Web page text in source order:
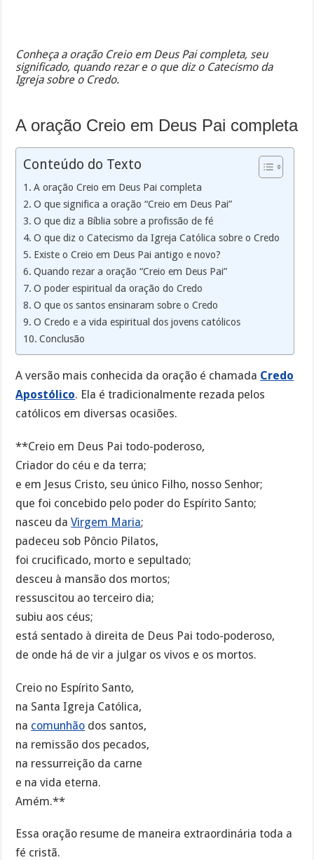
Conheça a oração Creio em Deus Pai completa, seu
significado, quando rezar e o que diz o Catecismo da
Igreja sobre o Credo.
A oração Creio em Deus Pai completa
Conteúdo do Texto
A oração Creio em Deus Pai completa
O que significa a oração “Creio em Deus Pai”
O que diz a Bíblia sobre a profissão de fé
O que diz o Catecismo da Igreja Católica sobre o Credo
Existe o Creio em Deus Pai antigo e novo?
Quando rezar a oração “Creio em Deus Pai”
O poder espiritual da oração do Credo
O que os santos ensinaram sobre o Credo
O Credo e a vida espiritual dos jovens católicos
Conclusão
A versão mais conhecida da oração é chamada Credo
Apostólico. Ela é tradicionalmente rezada pelos
católicos em diversas ocasiões.
**Creio em Deus Pai todo-poderoso,
Criador do céu e da terra;
e em Jesus Cristo, seu único Filho, nosso Senhor;
que foi concebido pelo poder do Espírito Santo;
nasceu daVirgem Maria;
padeceu sob Pôncio Pilatos,
foi crucificado, morto e sepultado;
desceu à mansão dos mortos;
ressuscitou ao terceiro dia;
subiu aos céus;
está sentado à direita de Deus Pai todo-poderoso,
de onde há de vir a julgar os vivos e os mortos.
Creio no Espírito Santo,
na Santa Igreja Católica,
na comunhão dos santos,
na remissão dos pecados,
na ressurreição da carne
e na vida eterna.
Amém.**
Essa oração resume de maneira extraordinária toda a
fé cristã.